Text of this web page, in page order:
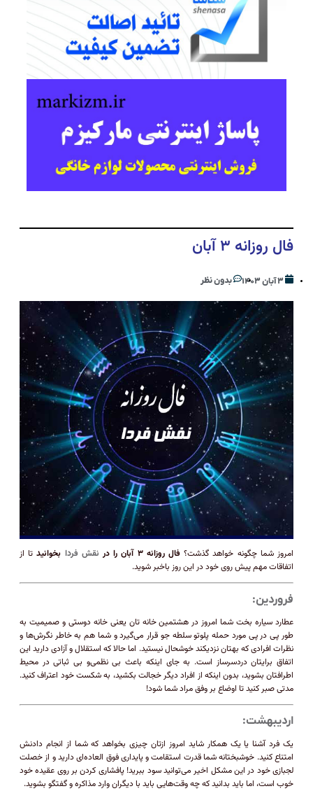
فال روزانه ۳ آبان
۳ آبان ۱۴۰۳ بدون نظر
امروز شما چگونه خواهد گذشت؟ فال روزانه ۳ آبان را در نقش فردا بخوانیدتا از
اتفاقات مهم پیش روی خود در این روز باخبر شوید.
فروردين:
عطارد سیاره بخت شما امروز در هشتمین خانه تان یعنی خانه دوستی و صمیمیت به
طور پی در پی مورد حمله پلوتو سلطه جو قرار می‌گیرد و شما هم به خاطر نگرش‌ها و
نظرات افرادی که بهتان نزدیکند خوشحال نیستید. اما حالا که استقلال و آزادی دارید این
اتفاق برایتان دردسرساز است. به جای اينكه باعث بی نظمی‌و بی ثباتی در محیط
اطرافتان بشوید، بدون اینکه از افراد دیگر خجالت بکشید، به شکست خود اعتراف کنید.
مدتی صبر کنید تا اوضاع بر وفق مراد شما شود!
اردیبهشت:
یک فرد آشنا یا یک همکار شاید امروز ازتان چیزی بخواهد که شما از انجام دادنش
امتناع کنید. خوشبختانه شما قدرت استقامت و پایداری فوق العاده‌ای دارید و از خصلت
لجبازی خود در این مشکل اخیر می‌توانید سود ببرید! پافشاری کردن بر روی عقیده خود
خوب است، اما باید بدانید که چه وقت‌هایی باید با دیگران وارد مذاکره و گفتگو بشوید.